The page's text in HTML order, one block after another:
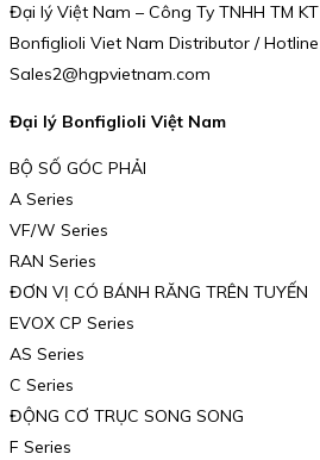
Đại lý Việt Nam – Công Ty TNHH TM
Bonfiglioli Viet Nam Distributor /
Sales2@hgpvietnam.com
Đại lý Bonfiglioli Việt Nam
BỘ SỐ GÓC PHẢI
A Series
VF/W Series
RAN Series
ĐƠN VỊ CÓ BÁNH RĂNG TRÊN TUYẾN
EVOX CP Series
AS Series
C Series
ĐỘNG CƠ TRỤC SONG SONG
F Series